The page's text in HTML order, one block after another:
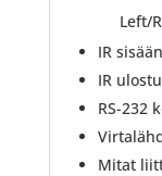
Left/
IR
IR
RS-232
Mitat